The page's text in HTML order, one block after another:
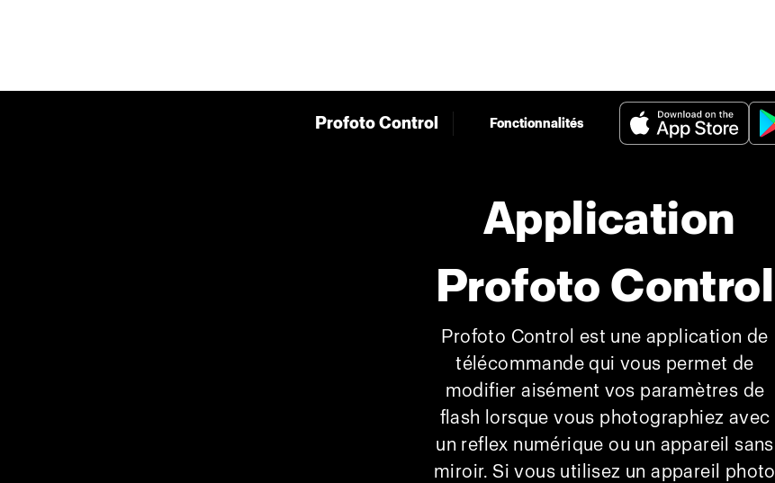
Profoto Control Fonctionnalités
Application
Profoto Control
Profoto Control est une application de
télécommande qui vous permet de
modifier aisément vos paramètres de
flash lorsque vous photographiez avec
un reflex numérique ou un appareil sans
miroir. Si vous utilisez un appareil photo